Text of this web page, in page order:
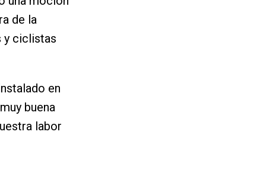
de la
y ciclistas
en
buena
labor